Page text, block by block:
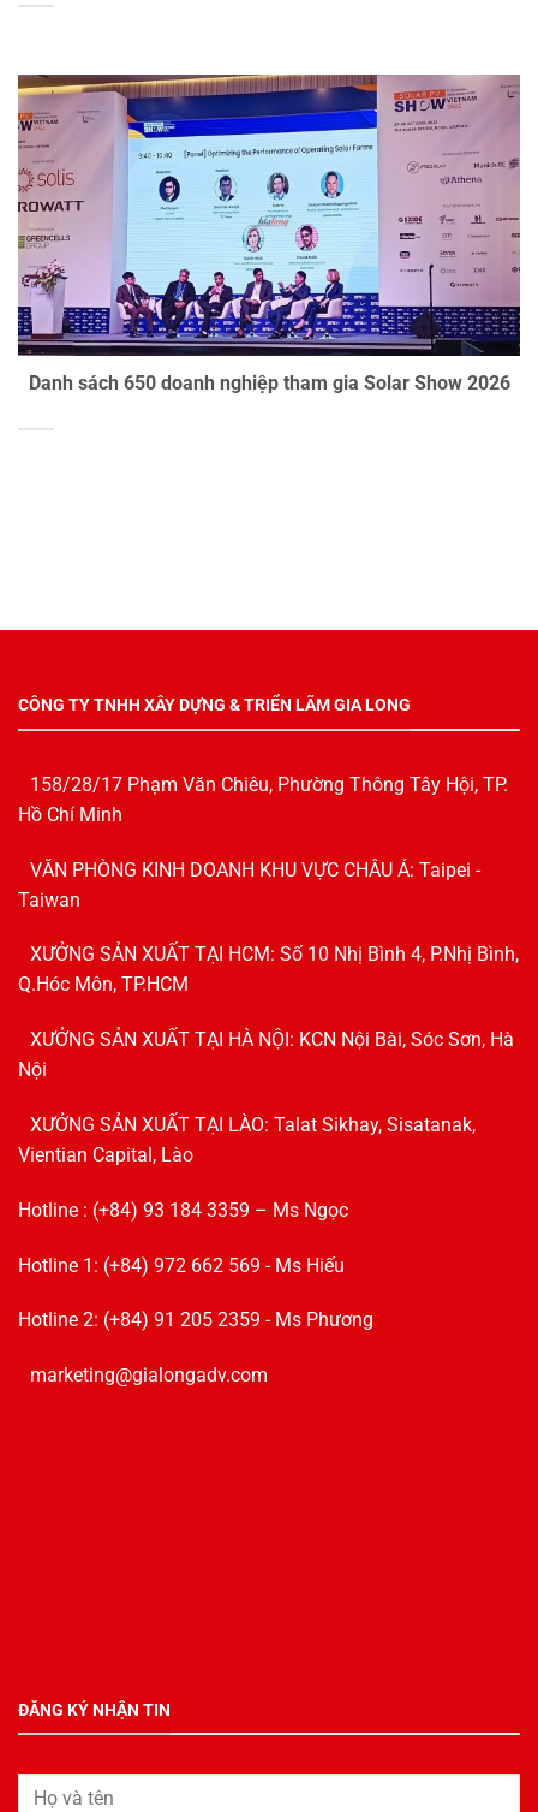
Danh sách 650 doanh nghiệp tham gia Solar Show 2026
CÔNG TY TNHH XÂY DỰNG & TRIỂN LÃM GIA LONG
158/28/17 Phạm Văn Chiêu, Phường Thông Tây Hội, TP.
Hồ Chí Minh
VĂN PHÒNG KINH DOANH KHU VỰC CHÂU Á: Taipei -
Taiwan
XƯỞNG SẢN XUẤT TẠI HCM: Số 10 Nhị Bình 4, P.Nhị Bình,
Q.Hóc Môn, TP.HCM
XƯỞNG SẢN XUẤT TẠI HÀ NỘI: KCN Nội Bài, Sóc Sơn, Hà
Nội
XƯỞNG SẢN XUẤT TẠI LÀO: Talat Sikhay, Sisatanak,
Vientian Capital, Lào
Hotline : (+84) 93 184 3359 – Ms Ngọc
Hotline 1: (+84) 972 662 569 - Ms Hiếu
Hotline 2: (+84) 91 205 2359 - Ms Phương
marketing@gialongadv.com
ĐĂNG KÝ NHẬN TIN